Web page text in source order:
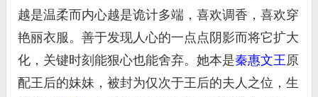
越是温柔而内心越是诡计多端，喜欢调香，喜欢穿
艳丽衣服。善于发现人心的一点点阴影而将它扩大
化，关键时刻能狠心也能舍弃。她本是秦惠文王原
配王后的妹妹，被封为仅次于王后的夫人之位，生